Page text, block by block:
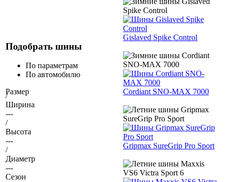
Подобрать шины
По параметрам
По автомобилю
Размер
/
Ширина
---
/
Высота
---
/
Диаметр
---
Сезон
Gislaved Spike Control
Cordiant SNO-MAX 7000
Gripmax SureGrip Pro Sport